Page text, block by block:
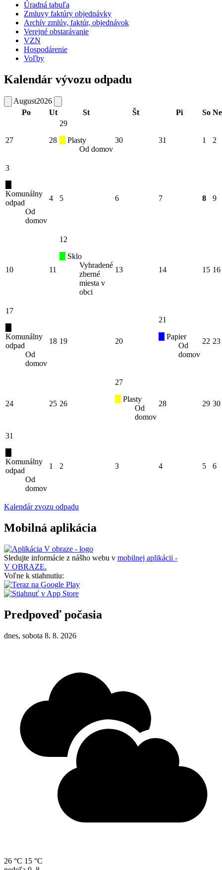
Úradná tabuľa
Zmluvy faktúry objednávky
Archív zmlúv, faktúr, objednávok
Verejné obstarávanie
VZN
Hospodárenie
Voľby
Kalendár vývozu odpadu
August2026
Po
Ut St Št Pi So Ne
27 28
29
Plasty
Od domov
30 31 1 2
3
Komunálny
odpad
Od
domov
4 5 6 7 8 9
10 11
12
Sklo
Vyhradené
zberné
miesta v
obci
13 14 15 16
17
Komunálny
odpad
Od
domov
18 19 20
21
Papier
Od
domov
22 23
24 25 26
27
Plasty
Od
domov
28 29 30
31
Komunálny
odpad
Od
domov
1 2 3 4 5 6
Kalendár zvozu odpadu
Mobilná aplikácia
Sledujte informácie z nášho webu v mobilnej aplikácii -
V OBRAZE.
Voľne k stiahnutiu:
Predpoveď počasia
dnes, sobota 8. 8. 2026
26 °C 15 °C